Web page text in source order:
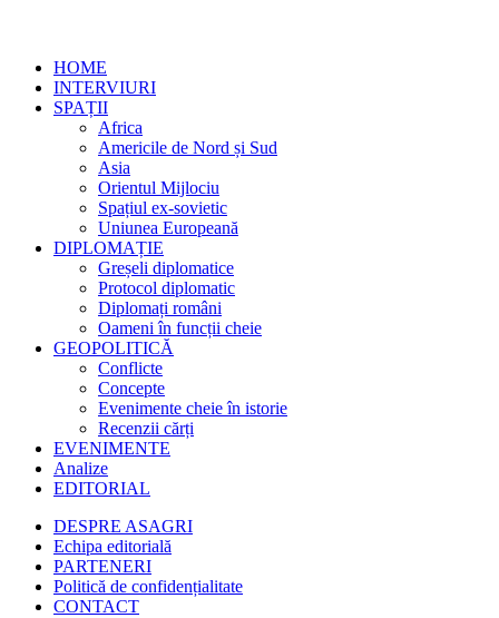
HOME
INTERVIURI
SPAȚII
Africa
Americile de Nord și Sud
Asia
Orientul Mijlociu
Spațiul ex-sovietic
Uniunea Europeană
DIPLOMAȚIE
Greșeli diplomatice
Protocol diplomatic
Diplomați români
Oameni în funcții cheie
GEOPOLITICĂ
Conflicte
Concepte
Evenimente cheie în istorie
Recenzii cărți
EVENIMENTE
Analize
EDITORIAL
DESPRE ASAGRI
Echipa editorială
PARTENERI
Politică de confidențialitate
CONTACT